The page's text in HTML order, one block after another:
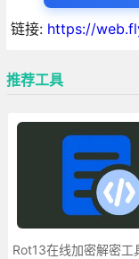
链接: https://
推荐工具
Rot13在线加密解密工